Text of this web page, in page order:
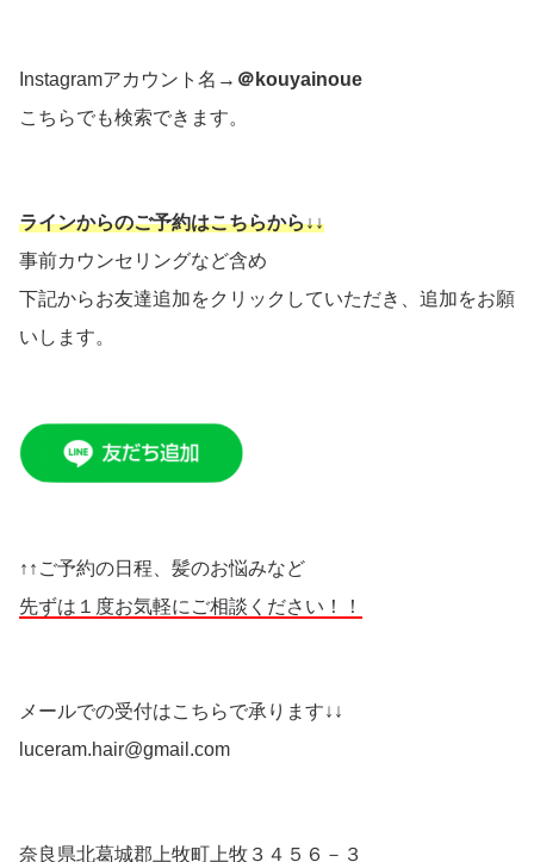
Instagramアカウント名→ ＠kouyainoue
こちらでも検索できます。
ラインからのご予約はこちらから↓↓
事前カウンセリングなど含め
下記からお友達追加をクリックしていただき、追加をお願
いします。
↑↑ご予約の日程、髪のお悩みなど
先ずは１度お気軽にご相談ください！！
メールでの受付はこちらで承ります↓↓
luceram.hair@gmail.com
奈良県北葛城郡上牧町上牧３４５６－３